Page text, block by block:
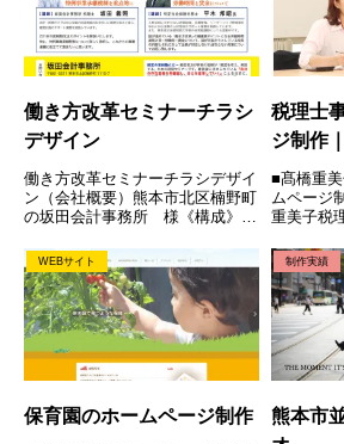
働き方改革セミナーチラシ
デザイン
働き方改革セミナーチラシデザイ
ン（会社概要）熊本市北区楠野町
の坂田会計事務所 様《構成》
制作実績 / 制作料金 / 無料相談・
お問い合わせ
税理士
ジ制作
■髙橋重
ムページ
重美子税
営サポー
バイス」
らしい視
寄り添い
WEBサイト
保育園のホームページ制作
制作実績
熊本市